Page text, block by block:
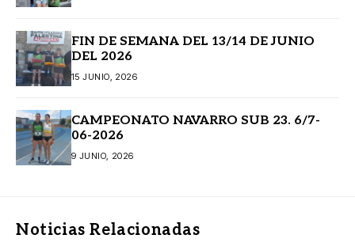
FIN DE SEMANA DEL 13/14 DE JUNIO
DEL 2026
15 JUNIO, 2026
CAMPEONATO NAVARRO SUB 23. 6/7-
06-2026
9 JUNIO, 2026
Noticias Relacionadas